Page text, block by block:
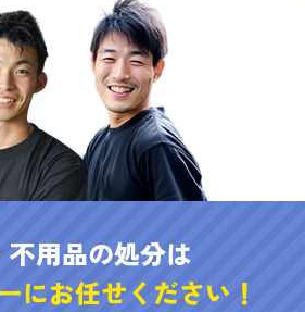
不用品の処分は
にお任せください！